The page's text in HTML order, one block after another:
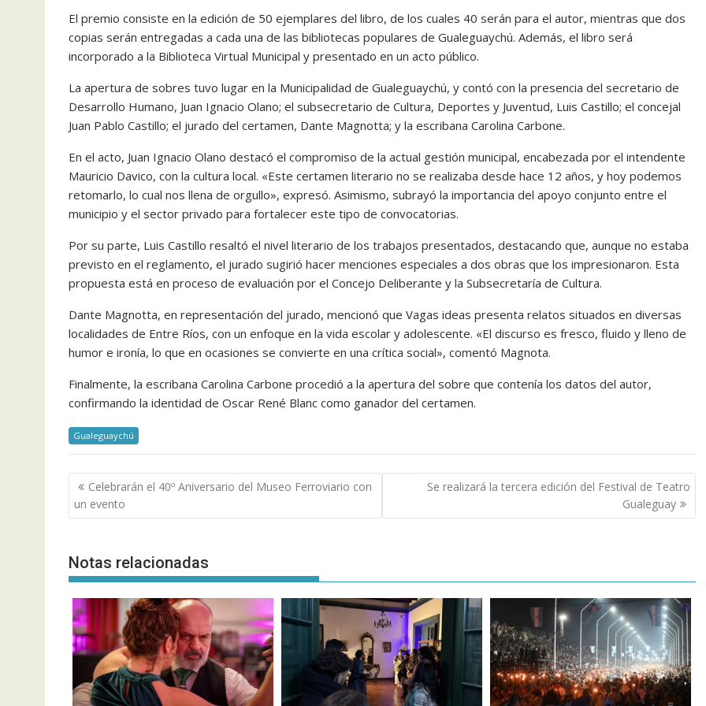
El premio consiste en la edición de 50 ejemplares del libro, de los cuales 40 serán para el autor, mientras que dos
copias serán entregadas a cada una de las bibliotecas populares de Gualeguaychú. Además, el libro será
incorporado a la Biblioteca Virtual Municipal y presentado en un acto público.
La apertura de sobres tuvo lugar en la Municipalidad de Gualeguaychú, y contó con la presencia del secretario de
Desarrollo Humano, Juan Ignacio Olano; el subsecretario de Cultura, Deportes y Juventud, Luis Castillo; el concejal
Juan Pablo Castillo; el jurado del certamen, Dante Magnotta; y la escribana Carolina Carbone.
En el acto, Juan Ignacio Olano destacó el compromiso de la actual gestión municipal, encabezada por el intendente
Mauricio Davico, con la cultura local. «Este certamen literario no se realizaba desde hace 12 años, y hoy podemos
retomarlo, lo cual nos llena de orgullo», expresó. Asimismo, subrayó la importancia del apoyo conjunto entre el
municipio y el sector privado para fortalecer este tipo de convocatorias.
Por su parte, Luis Castillo resaltó el nivel literario de los trabajos presentados, destacando que, aunque no estaba
previsto en el reglamento, el jurado sugirió hacer menciones especiales a dos obras que los impresionaron. Esta
propuesta está en proceso de evaluación por el Concejo Deliberante y la Subsecretaría de Cultura.
Dante Magnotta, en representación del jurado, mencionó que Vagas ideas presenta relatos situados en diversas
localidades de Entre Ríos, con un enfoque en la vida escolar y adolescente. «El discurso es fresco, fluido y lleno de
humor e ironía, lo que en ocasiones se convierte en una crítica social», comentó Magnota.
Finalmente, la escribana Carolina Carbone procedió a la apertura del sobre que contenía los datos del autor,
confirmando la identidad de Oscar René Blanc como ganador del certamen.
Gualeguaychú
Navegación
de
entradas
Celebrarán el 40º Aniversario del Museo Ferroviario con
un evento
Se realizará la tercera edición del Festival de Teatro
Gualeguay
Notas relacionadas